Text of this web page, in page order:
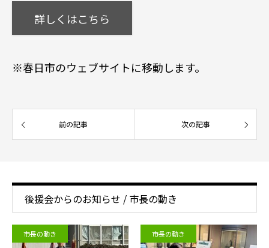
詳しくはこちら
※春日市のウェブサイトに移動します。
前の記事 次の記事
後援会からのお知らせ / 市長の動き
市長の動き 市長の動き